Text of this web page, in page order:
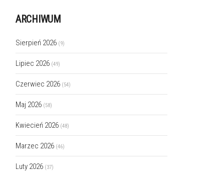
ARCHIWUM
Sierpień 2026 (9)
Lipiec 2026 (49)
Czerwiec 2026 (54)
Maj 2026 (58)
Kwiecień 2026 (48)
Marzec 2026 (46)
Luty 2026 (37)